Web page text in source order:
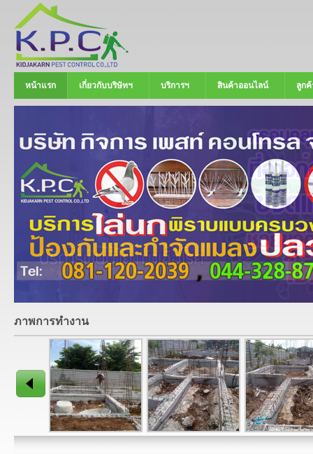
หน้าแรก เกี่ยวกับบริษัทฯ บริการฯ สินค้าออนไลน์ ลูกค้
ภาพการทำงาน